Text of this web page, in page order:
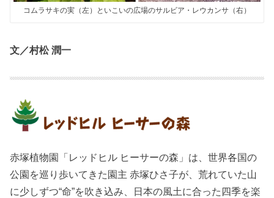
コムラサキの実（左）といこいの広場のサルビア・レウカンサ（右）
文／村松 潤一
赤塚植物園「レッドヒル ヒーサーの森」は、世界各国の
公園を巡り歩いてきた園主 赤塚ひさ子が、荒れていた山
に少しずつ“命”を吹き込み、日本の風土に合った四季を楽